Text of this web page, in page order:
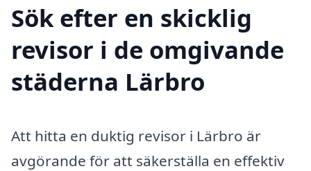
Sök efter en skicklig
revisor i de omgivande
städerna Lärbro
Att hitta en duktig revisor i Lärbro är
avgörande för att säkerställa en effektiv